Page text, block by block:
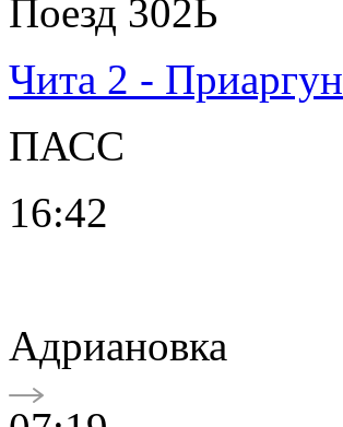
Поезд 302Ь
Чита 2 - Приаргун
ПАСС
16:42
Адриановка